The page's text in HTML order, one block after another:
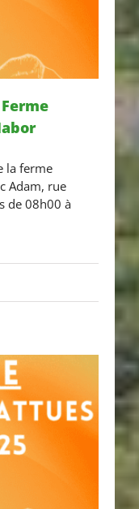
la Ferme
Nabor
Ferme
la ferme
Adam, rue
de 08h00 à